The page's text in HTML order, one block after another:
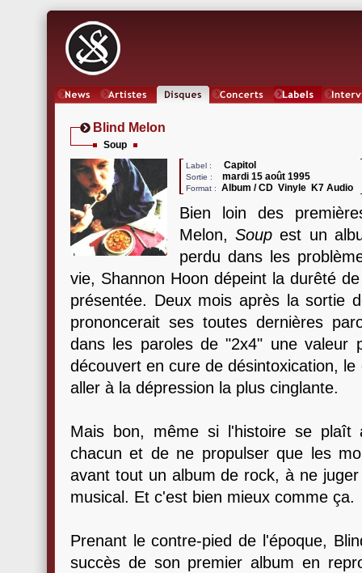
Blind Melon
Soup
Label : Capitol
Sortie : mardi 15 août 1995
Format : Album / CD Vinyle K7 Audio
Bien loin des
Melon,Soup est un
perdu dans les
vie, Shannon Hoon dépeint la durêté
présentée. Deux mois après la sortie
prononcerait ses toutes dernières
dans les paroles de "2x4" une valeur
découvert en cure de désintoxication,
aller à la dépression la plus cinglante.
Mais bon, même si l'histoire se plaît
chacun et de ne propulser que les
avant tout un album de rock, à ne
musical. Et c'est bien mieux comme ça.
Prenant le contre-pied de l'époque,
succès de son premier album en